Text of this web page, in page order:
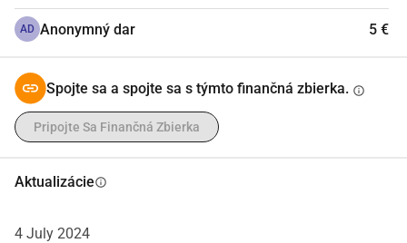
AD Anonymný dar 5 €
Spojte sa a spojte sa s týmto finančná zbierka. info
Pripojte Sa Finančná Zbierka
Aktualizácieinfo
4 July 2024